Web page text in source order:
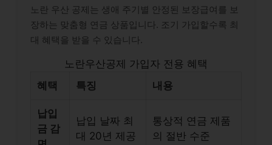
노란 우산 공제는 생애 주기별 안정된 보장급여를 보
장하는 맞춤형 연금 상품입니다. 조기 가입할수록 최
대 혜택을 받을 수 있습니다.
노란우산공제 가입자 전용 혜택
혜택
특징 내용
납입
금 감
납입 날짜 최
대 20년 제공
통상적 연금 제품
의 절반 수준